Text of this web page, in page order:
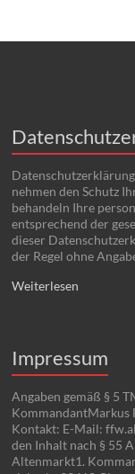
nehmen den Schutz
behandeln Ihre
entsprechend der
dieser
der Regel ohne
Weiterlesen
Impressum
Angaben gemäß § 5
KommandantMarkus
Kontakt: E-Mail:
den Inhalt nach § 55
Altenmarkt1.